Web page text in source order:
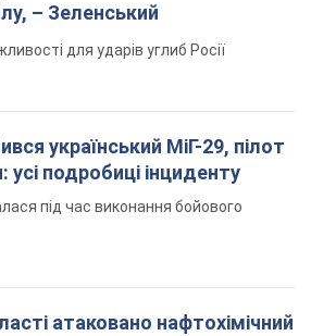
– Зеленський
для ударів углиб Росії
український МіГ-29, пілот
усі подробиці інциденту
під час виконання бойового
атаковано нафтохімічний